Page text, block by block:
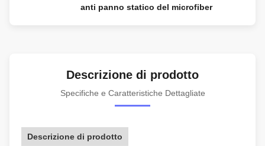
anti panno statico del microfiber
Descrizione di prodotto
Specifiche e Caratteristiche Dettagliate
Descrizione di prodotto